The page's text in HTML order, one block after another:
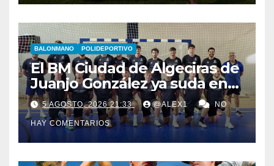
BALONMANO POLIDEPORTIVO
El BM Ciudad de Algeciras de
Juanjo González ya suda en
pretemporada con dos
fichajes: Florin Pop y Álex
González
5 AGOSTO, 2026 21:33 @ALEX1 NO
HAY COMENTARIOS